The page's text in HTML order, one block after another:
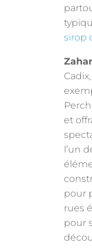
sirop
et
l’un
pour
rues
pour